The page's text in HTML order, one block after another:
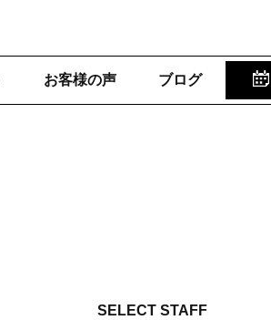
お客様の声 ブログ
SELECT STAFF